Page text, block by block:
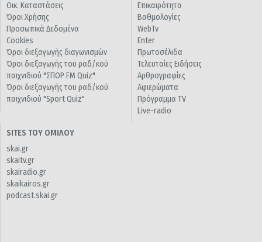
Οικ. Καταστάσεις
Όροι Χρήσης
Προσωπικά Δεδομένα
Cookies
Όροι διεξαγωγής διαγωνισμών
Όροι διεξαγωγής του ραδ/κού
παιχνιδιού "ΣΠΟΡ FM Quiz"
Όροι διεξαγωγής του ραδ/κού
παιχνιδιού "Sport Quiz"
Επικαιρότητα
Βαθμολογίες
WebTv
Enter
Πρωτοσέλιδα
Τελευταίες Ειδήσεις
Αρθρογραφίες
Αφιερώματα
Πρόγραμμα TV
Live-radio
SITES ΤΟΥ ΟΜΙΛΟΥ
skai.gr
skaitv.gr
skairadio.gr
skaikairos.gr
podcast.skai.gr